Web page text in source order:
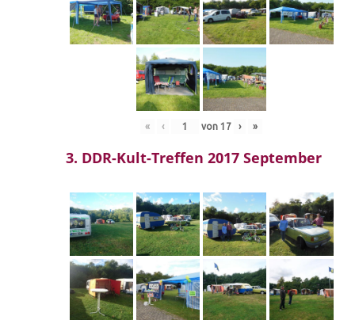
« ‹ von 17 › »
3. DDR-Kult-Treffen 2017 September